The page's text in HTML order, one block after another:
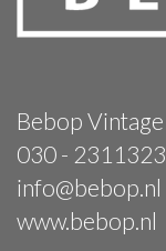
Bebop Vintage
030 - 2311323
info@bebop.nl
www.bebop.nl